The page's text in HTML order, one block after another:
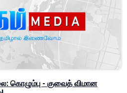
கொழும்பு - குவைத் விமான